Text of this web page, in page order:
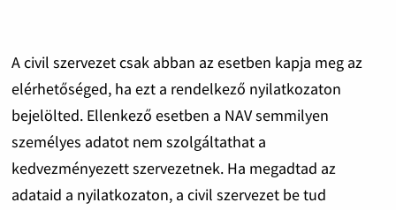
A civil szervezet csak abban az esetben kapja meg az
elérhetőséged, ha ezt a rendelkező nyilatkozaton
bejelölted. Ellenkező esetben a NAV semmilyen
személyes adatot nem szolgáltathat a
kedvezményezett szervezetnek. Ha megadtad az
adataid a nyilatkozaton, a civil szervezet be tud